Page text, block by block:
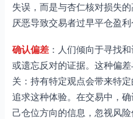
失误，而是与杏仁核对损失
厌恶导致交易者过早平仓盈
确认偏差 ：人们倾向于寻找
或遗忘反对的证据。这种偏
关：持有特定观点会带来特
追求这种体验。在交易中，
己仓位方向的信息，忽视风险